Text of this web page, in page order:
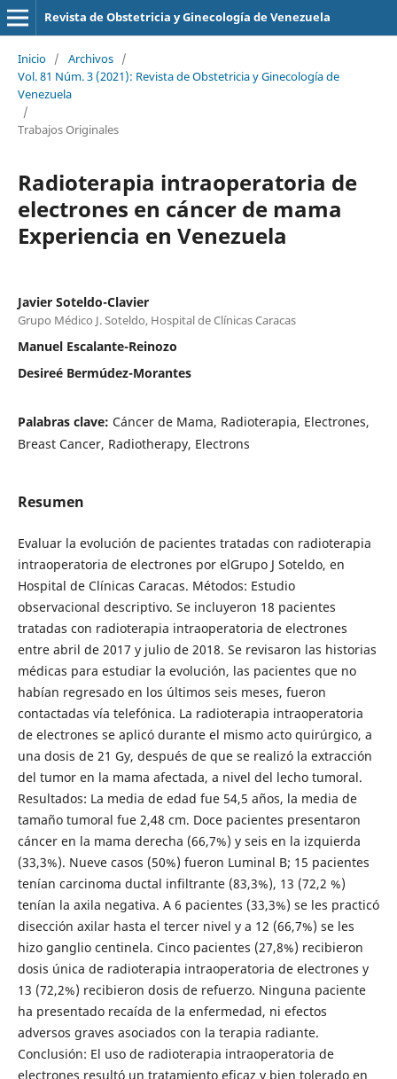
Revista de Obstetricia y Ginecología de Venezuela
Inicio / Archivos /
Vol. 81 Núm. 3 (2021): Revista de Obstetricia y Ginecología de
Venezuela
/
Trabajos Originales
Radioterapia intraoperatoria de
electrones en cáncer de mama
Experiencia en Venezuela
Javier Soteldo-Clavier
Grupo Médico J. Soteldo, Hospital de Clínicas Caracas
Manuel Escalante-Reinozo
Desireé Bermúdez-Morantes
Palabras clave: Cáncer de Mama, Radioterapia, Electrones,
Breast Cancer, Radiotherapy, Electrons
Resumen
Evaluar la evolución de pacientes tratadas con radioterapia
intraoperatoria de electrones por elGrupo J Soteldo, en
Hospital de Clínicas Caracas. Métodos: Estudio
observacional descriptivo. Se incluyeron 18 pacientes
tratadas con radioterapia intraoperatoria de electrones
entre abril de 2017 y julio de 2018. Se revisaron las historias
médicas para estudiar la evolución, las pacientes que no
habían regresado en los últimos seis meses, fueron
contactadas vía telefónica. La radioterapia intraoperatoria
de electrones se aplicó durante el mismo acto quirúrgico, a
una dosis de 21 Gy, después de que se realizó la extracción
del tumor en la mama afectada, a nivel del lecho tumoral.
Resultados: La media de edad fue 54,5 años, la media de
tamaño tumoral fue 2,48 cm. Doce pacientes presentaron
cáncer en la mama derecha (66,7%) y seis en la izquierda
(33,3%). Nueve casos (50%) fueron Luminal B; 15 pacientes
tenían carcinoma ductal infiltrante (83,3%), 13 (72,2 %)
tenían la axila negativa. A 6 pacientes (33,3%) se les practicó
disección axilar hasta el tercer nivel y a 12 (66,7%) se les
hizo ganglio centinela. Cinco pacientes (27,8%) recibieron
dosis única de radioterapia intraoperatoria de electrones y
13 (72,2%) recibieron dosis de refuerzo. Ninguna paciente
ha presentado recaída de la enfermedad, ni efectos
adversos graves asociados con la terapia radiante.
Conclusión: El uso de radioterapia intraoperatoria de
electrones resultó un tratamiento eficaz y bien tolerado en